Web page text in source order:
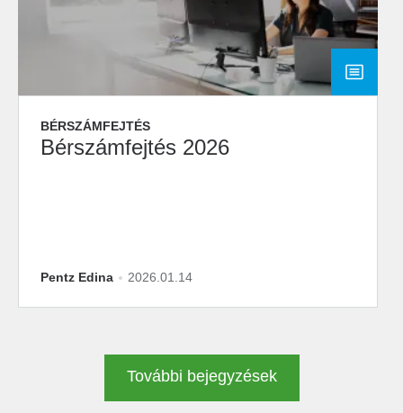
BÉRSZÁMFEJTÉS
Bérszámfejtés 2026
Pentz Edina 2026.01.14
További bejegyzések